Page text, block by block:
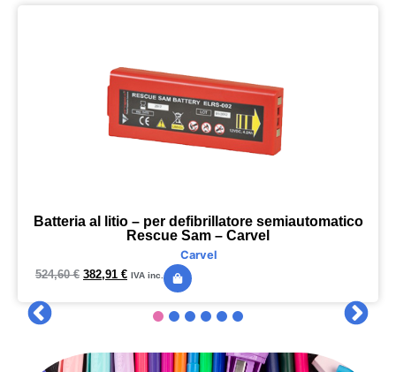
Batteria al litio – per defibrillatore semiautomatico
Rescue Sam – Carvel
Carvel
524,60€ 382,91 € IVA inc.